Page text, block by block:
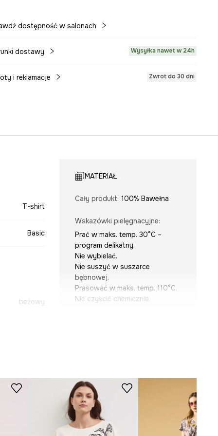
dostępność w salonach
dostawy Wysyłka nawet w 24h
i reklamacje Zwrot do 30 dni
T-shirt
Basic
beżowy
MATERIAŁ
Cały produkt: 100% Bawełna
Wskazówki pielęgnacyjne:
Prać w maks. temp. 30°C –
program delikatny.
Nie wybielać.
Nie suszyć w suszarce
bębnowej.
Prasować w maks. temp. 110°C.
Nie czyścić chemicznie.
Rodzaj rękawa: z obniżoną linią
ramion
WYMIARY